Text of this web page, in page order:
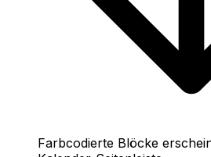
Farbcodierte Blöcke